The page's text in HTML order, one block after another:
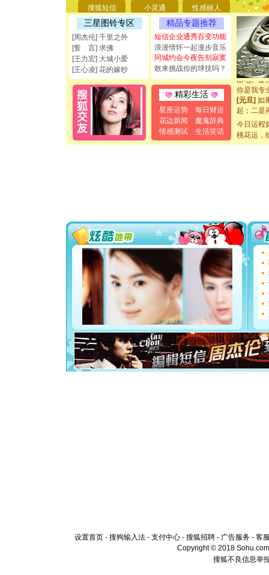
搜狐短信 小灵通 性感丽人
三星图铃专区
[周杰伦] 千里之外
[誓 言] 求佛
[王力宏] 大城小爱
[王心凌] 花的嫁纱
精品专题推荐
短信企业通秀百变功能
浪漫情怀一起漫步音乐
同城约会今夜告别寂寞
敢来挑战你的球技吗？
精彩生活
星座运势
每日财运
花边新闻
魔鬼辞典
情感测试
生活笑话
要平安
[圣诞节]
能正大光
都要快乐
[圣诞节]
如意,快
[元旦]看
断电。爱
你是我专
[元旦] 如
起；二是
[元旦]当
泣，这痛
你太多，
要平安
[圣诞节]
能正大
都要快乐
[圣诞节]
如意,快
[元旦]
看
断电。
你是我
[元旦]如
起；二是
离。水晶
[元旦]当
泣，这痛
今日运程
桃花运，
设置首页 - 搜狗输入法 - 支付中心 - 搜狐招聘 - 广告服务 - 客
Copyright © 2018
搜狐不良信息举